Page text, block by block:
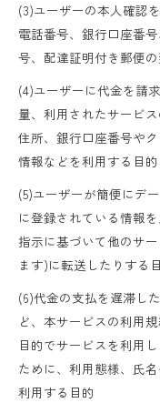
(3)ユーザーの本人確認
電話番号、銀行口座番
号、配達証明付き郵便
(4)ユーザーに代金を請
量、利用されたサービ
住所、銀行口座番号や
情報などを利用する目的
(5)ユーザーが簡便にデ
に登録されている情報
指示に基づいて他のサ
ます)に転送したりする
(6)代金の支払を遅滞し
ど、本サービスの利用
目的でサービスを利用
ために、利用態様、氏
利用する目的